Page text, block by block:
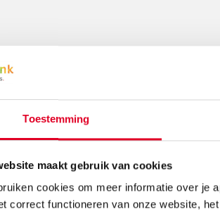
Toestemming
maakt gebruik van cookies
cookies om meer informatie over je
correct functioneren van onze website,